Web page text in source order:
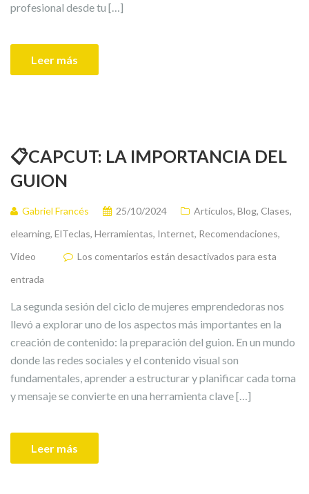
profesional desde tu […]
Leer más
📋CAPCUT: LA IMPORTANCIA DEL
GUION
Gabriel Francés 25/10/2024 Artículos, Blog, Clases,
elearning, ElTeclas, Herramientas, Internet, Recomendaciones,
Video
Los comentarios están desactivados para esta
entrada
La segunda sesión del ciclo de mujeres emprendedoras nos
llevó a explorar uno de los aspectos más importantes en la
creación de contenido: la preparación del guion. En un mundo
donde las redes sociales y el contenido visual son
fundamentales, aprender a estructurar y planificar cada toma
y mensaje se convierte en una herramienta clave […]
Leer más